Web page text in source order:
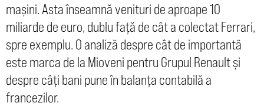
mașini. Asta înseamnă venituri de aproape 10
miliarde de euro, dublu față de cât a colectat Ferrari,
spre exemplu. O analiză despre cât de importantă
este marca de la Mioveni pentru Grupul Renault și
despre câți bani pune în balanța contabilă a
francezilor.